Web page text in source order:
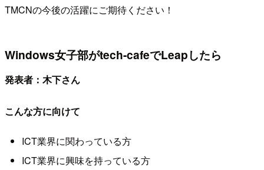
TMCNの今後の活躍にご期待ください！
Windows女子部がtech-cafeでLeapしたら
発表者：木下さん
こんな方に向けて
ICT業界に関わっている方
ICT業界に興味を持っている方